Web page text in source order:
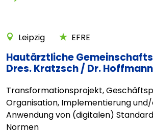
Leipzig EFRE
Hautärztliche
Dres. Kratzsch / Dr. Hoffmann
Transformationsprojekt,
Organisation, Implementierung
Anwendung von (digitalen)
Normen